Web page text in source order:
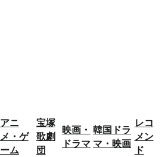
アニ
メ・ゲ
ーム
宝塚
歌劇
団
映画・
ドラマ
韓国ドラ
マ・映画
レコ
メン
ド